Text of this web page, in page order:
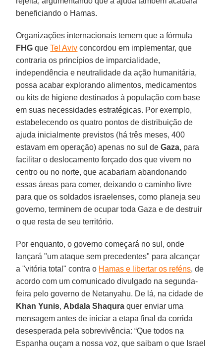
beneficiando o Hamas.
Organizações internacionais temem que a fórmula
FHG queTel Aviv concordou em implementar, que
contraria os princípios de imparcialidade,
independência e neutralidade da ação humanitária,
possa acabar explorando alimentos, medicamentos
ou kits de higiene destinados à população com base
em suas necessidades estratégicas. Por exemplo,
estabelecendo os quatro pontos de distribuição de
ajuda inicialmente previstos (há três meses, 400
estavam em operação) apenas no sul deGaza, para
facilitar o deslocamento forçado dos que vivem no
centro ou no norte, que acabariam abandonando
essas áreas para comer, deixando o caminho livre
para que os soldados israelenses, como planeja seu
governo, terminem de ocupar toda Gaza e de destruir
o que resta de seu território.
Por enquanto, o governo começará no sul, onde
lançará "um ataque sem precedentes" para alcançar
a "vitória total" contra o Hamas e libertar os reféns, de
acordo com um comunicado divulgado na segunda-
feira pelo governo de Netanyahu. De lá, na cidade de
Khan Yunis, Abdala Shaqura quer enviar uma
mensagem antes de iniciar a etapa final da corrida
desesperada pela sobrevivência: “Que todos na
Espanha ouçam a nossa voz, que saibam o que Israel